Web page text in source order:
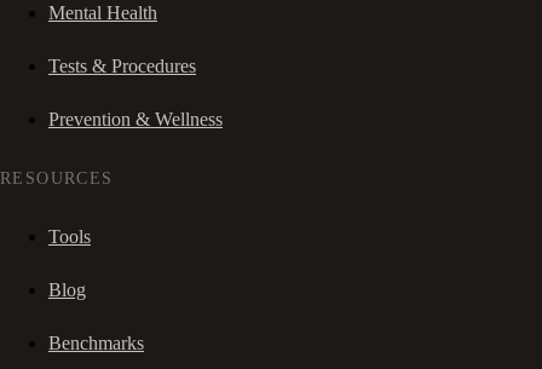
Mental Health
Tests & Procedures
Prevention & Wellness
RESOURCES
Tools
Blog
Benchmarks